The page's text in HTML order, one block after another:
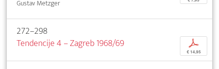
Gustav Metzger
272–298
Tendencije 4 – Zagreb 1968/69
p
€ 14,95